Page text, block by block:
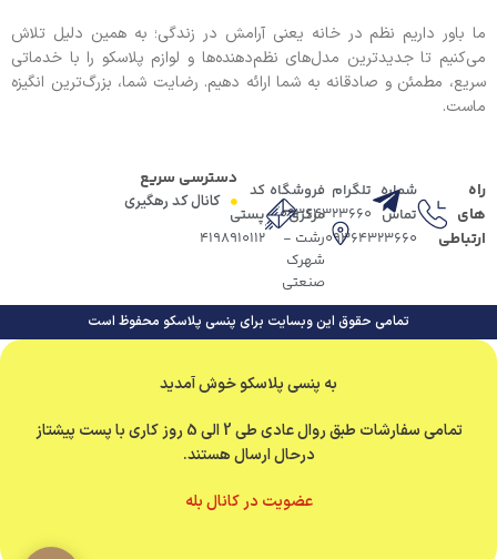
ما باور داریم نظم در خانه یعنی آرامش در زندگی؛ به همین دلیل تلاش
می‌کنیم تا جدیدترین مدل‌های نظم‌دهنده‌ها و لوازم پلاسکو را با خدماتی
سریع، مطمئن و صادقانه به شما ارائه دهیم. رضایت شما، بزرگ‌ترین انگیزه
ماست.
دسترسی سریع
کانال کد رهگیری
راه
های
ارتباطی
شماره
تماس
09364323660
تلگرام
09364323660
فروشگاه
مرکزی
رشت -
شهرک
صنعتی
کد
پستی
4198910112
تمامی حقوق این وبسایت برای پنسی پلاسکو محفوظ است
به پنسی پلاسکو خوش آمدید
تمامی سفارشات طبق روال عادی طی 2 الی 5 روز کاری با پست پیشتاز
درحال ارسال هستند.
عضویت در کانال بله